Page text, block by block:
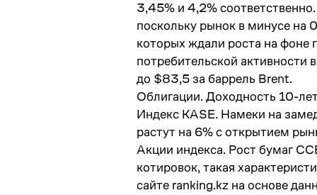
3,45% и 4,2%
поскольку рынок в минусе на
которых ждали роста на фоне
потребительской активности
до $83,5 за баррель Brent.​
Облигации. Доходность 10-
Индекс KASE. Намеки на
растут на 6% с открытием
Акции индекса. Рост бумаг
котировок, такая
сайте ranking.kz на основе